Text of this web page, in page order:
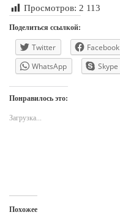
Просмотров: 2 113
Поделиться ссылкой:
Twitter Facebook
WhatsApp
Skype
Понравилось это:
Загрузка...
Похожее